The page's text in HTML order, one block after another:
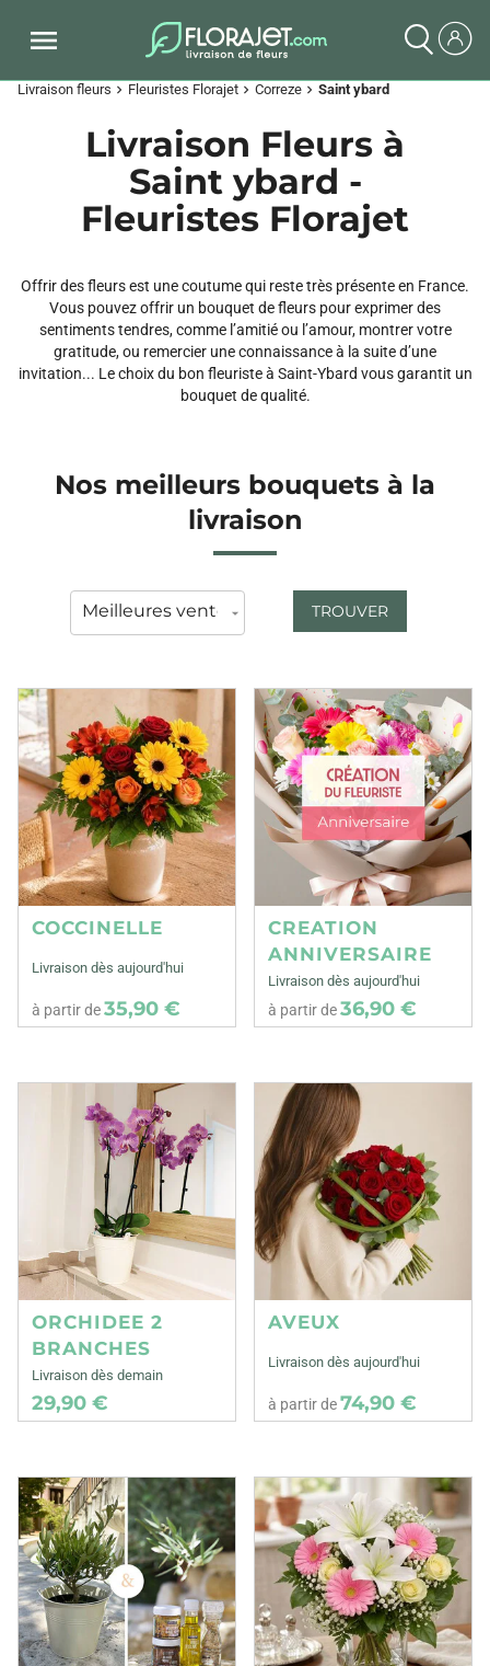
Livraison fleurs chevron_right Fleuristes Florajet chevron_right Correze chevron_right Saint ybard
Livraison Fleurs à
Saint ybard -
Fleuristes Florajet
Offrir des fleurs est une coutume qui reste très présente en France.
Vous pouvez offrir un bouquet de fleurs pour exprimer des
sentiments tendres, comme l’amitié ou l’amour, montrer votre
gratitude, ou remercier une connaissance à la suite d’une
invitation... Le choix du bon fleuriste à Saint-Ybard vous garantit un
bouquet de qualité.
Nos meilleurs bouquets à la
livraison
TROUVER
COCCINELLE
Livraison dès aujourd'hui
à partir de35,90 €
CREATION
ANNIVERSAIRE
Livraison dès aujourd'hui
à partir de36,90 €
ORCHIDEE 2
BRANCHES
Livraison dès demain
29,90 €
AVEUX
Livraison dès aujourd'hui
à partir de74,90 €